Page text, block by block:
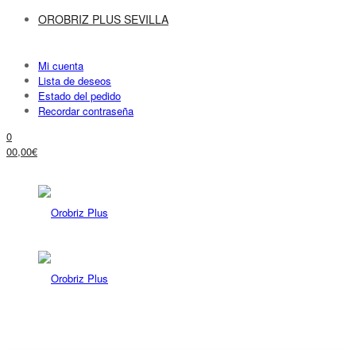
OROBRIZ PLUS SEVILLA
Mi cuenta
Lista de deseos
Estado del pedido
Recordar contraseña
0
00,00€